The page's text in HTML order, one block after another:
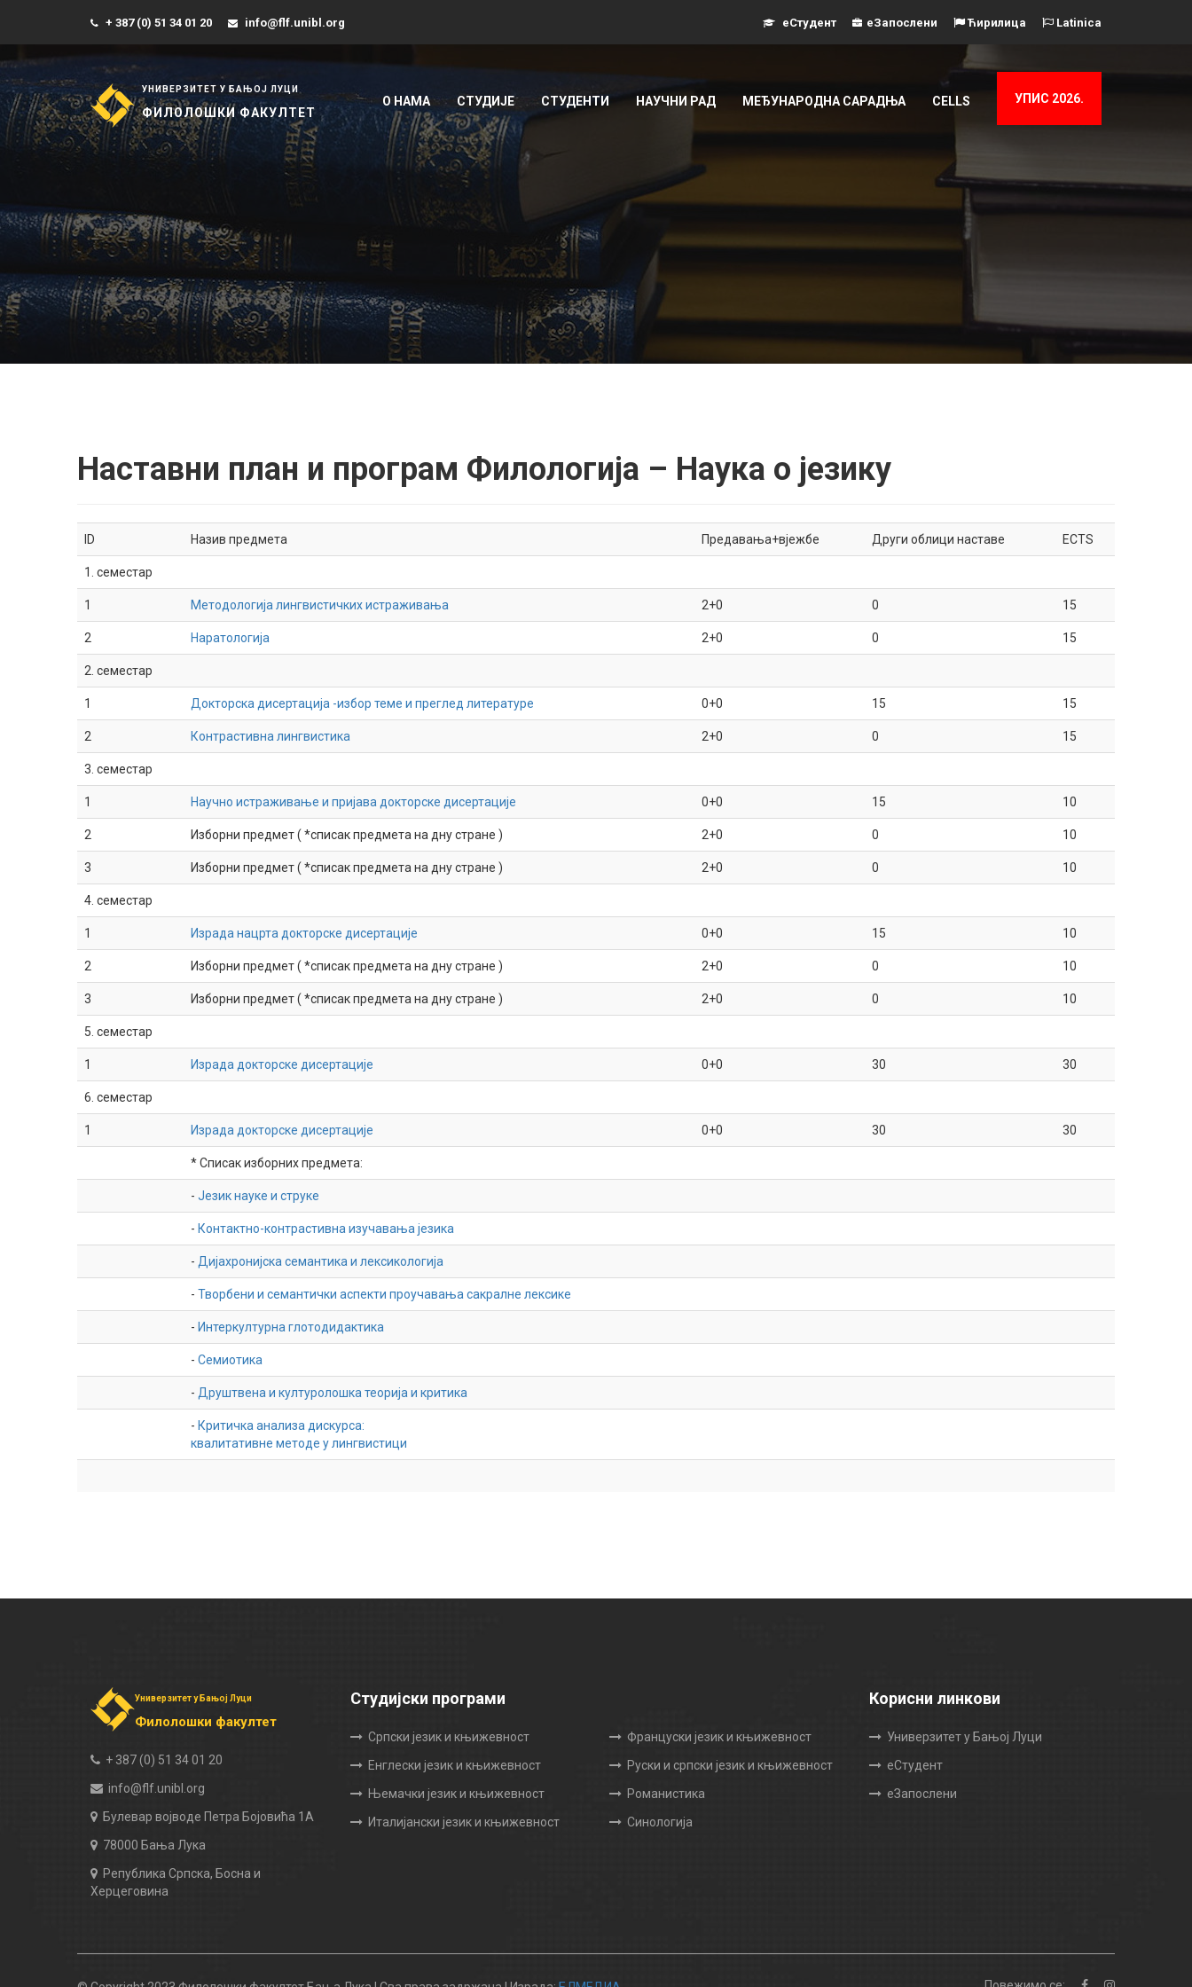
+ 387 (0) 51 34 01 20 info@flf.unibl.org еСтудент еЗапослени Ћирилица Latinica
УНИВЕРЗИТЕТ У БАЊОЈ ЛУЦИ
ФИЛОЛОШКИ ФАКУЛТЕТ
О НАМА СТУДИЈЕ СТУДЕНТИ НАУЧНИ РАД МЕЂУНАРОДНА САРАДЊА CELLS УПИС 2026.
Наставни план и програм Филологија – Наука о језику
ID Назив предмета Предавања+вјежбе Други облици наставе ECTS
1. семестар
1 Методологија лингвистичких истраживања 2+0 0 15
2 Наратологија 2+0 0 15
2. семестар
1 Докторска дисертација -избор теме и преглед литературе 0+0 15 15
2 Контрастивна лингвистика 2+0 0 15
3. семестар
1 Научно истраживање и пријава докторске дисертације 0+0 15 10
2 Изборни предмет ( *списак предмета на дну стране ) 2+0 0 10
3 Изборни предмет ( *списак предмета на дну стране ) 2+0 0 10
4. семестар
1 Израда нацрта докторске дисертације 0+0 15 10
2 Изборни предмет ( *списак предмета на дну стране ) 2+0 0 10
3 Изборни предмет ( *списак предмета на дну стране ) 2+0 0 10
5. семестар
1 Израда докторске дисертације 0+0 30 30
6. семестар
1 Израда докторске дисертације 0+0 30 30
* Списак изборних предмета:
- Језик науке и струке
- Контактно-контрастивна изучавања језика
- Дијахронијска семантика и лексикологија
- Творбени и семантички аспекти проучавања сакралне лексике
- Интеркултурна глотодидактика
- Семиотика
- Друштвена и културолошка теорија и критика
- Критичка анализа дискурса:
квалитативне методе у лингвистици
Универзитет у Бањој Луци
Филолошки факултет
+ 387 (0) 51 34 01 20
info@flf.unibl.org
Булевар војводе Петра Бојовића 1А
78000 Бања Лука
Република Српска, Босна и
Херцеговина
Студијски програми
Српски језик и књижевност
Енглески језик и књижевност
Њемачки језик и књижевност
Италијански језик и књижевност
Француски језик и књижевност
Руски и српски језик и књижевност
Романистика
Синологија
Корисни линкови
Универзитет у Бањој Луци
еСтудент
еЗапослени